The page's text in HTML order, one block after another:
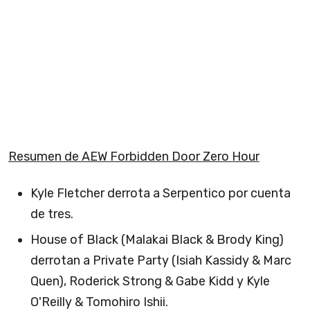
Resumen de AEW Forbidden Door Zero Hour
Kyle Fletcher derrota a Serpentico por cuenta
de tres.
House of Black (Malakai Black & Brody King)
derrotan a Private Party (Isiah Kassidy & Marc
Quen), Roderick Strong & Gabe Kidd y Kyle
O'Reilly & Tomohiro Ishii.